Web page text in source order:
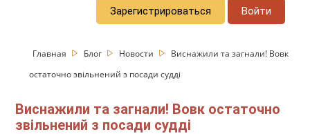
Зарегистрироваться Войти
Главная Блог Новости
Виснажили та загнали! Вовк
остаточно звільнений з посади судді
Виснажили та загнали! Вовк остаточно
звільнений з посади судді